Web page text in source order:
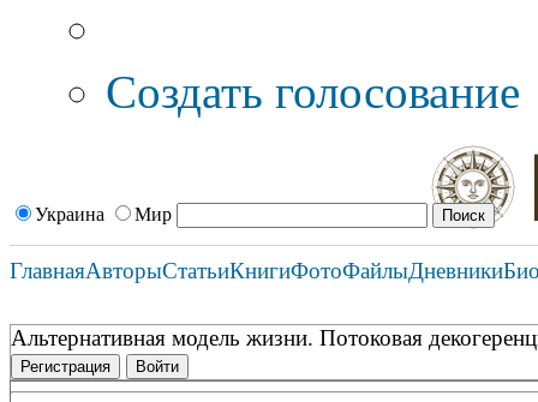
Создать голосование
Украина Мир
ГлавнаяАвторыСтатьиКнигиФотоФайлыДневники
Альтернативная модель жизни. Потоковая
Регистрация Войти